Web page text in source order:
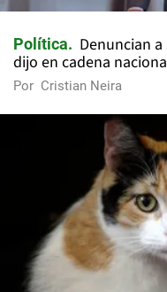
Política
Denuncian
dijo en cadena
Por Cristian Neira